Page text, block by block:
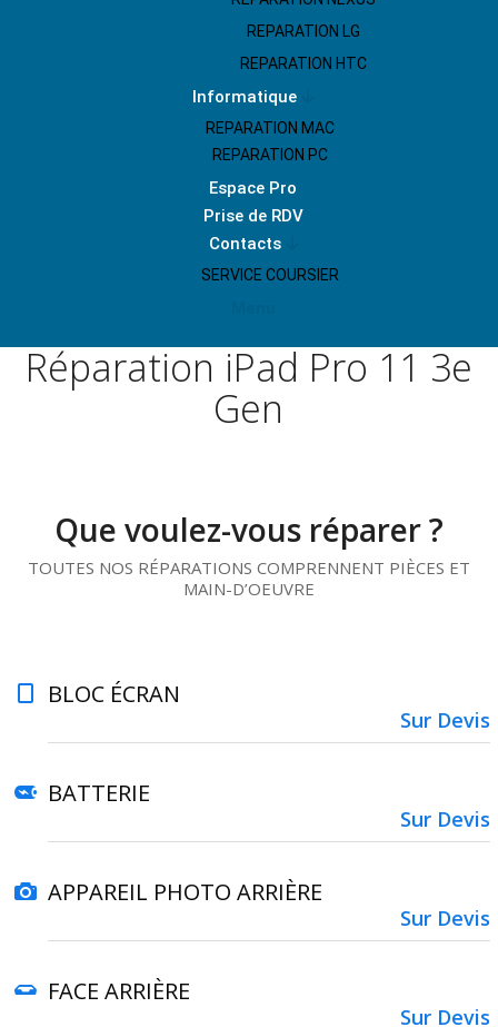
REPARATION LG
REPARATION HTC
Informatique
REPARATION MAC
REPARATION PC
Espace Pro
Prise de RDV
Contacts
SERVICE COURSIER
Réparation iPad Pro 11 3e
Gen
Que voulez-vous réparer ?
TOUTES NOS RÉPARATIONS COMPRENNENT PIÈCES ET
MAIN-D’OEUVRE
BLOC ÉCRAN
Sur Devis
BATTERIE
Sur Devis
APPAREIL PHOTO ARRIÈRE
Sur Devis
FACE ARRIÈRE
Sur Devis